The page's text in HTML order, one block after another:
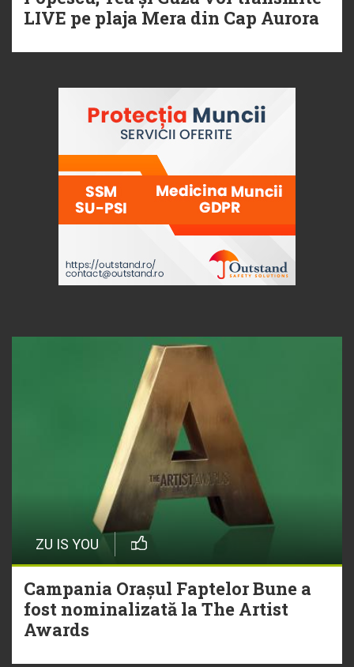
LIVE pe plaja Mera din Cap Aurora
ZU IS YOU
Campania Orașul Faptelor Bune a
fost nominalizată la The Artist
Awards